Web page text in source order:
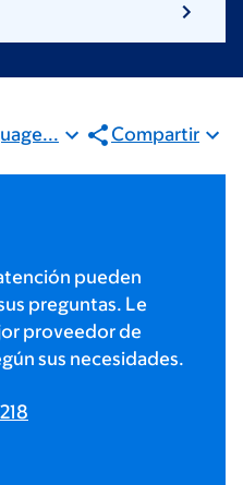
Compartir
pueden
preguntas. Le
proveedor de
sus necesidades.